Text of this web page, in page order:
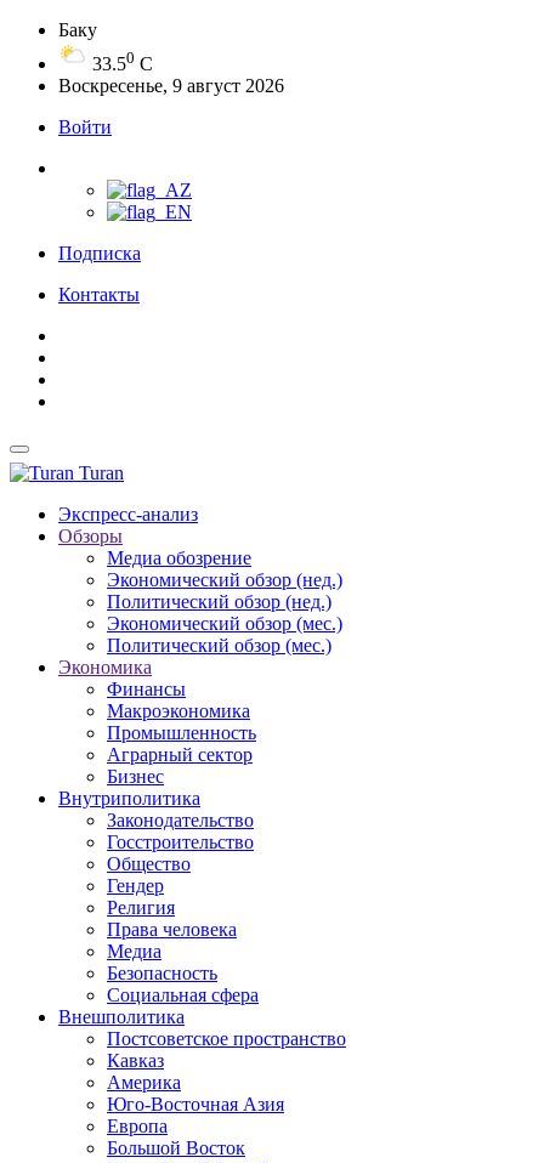
Баку
33.50 C
Воскресенье, 9 август 2026
Войти
Подписка
Контакты
Turan
Экспресс-анализ
Обзоры
Медиа обозрение
Экономический обзор (нед.)
Политический обзор (нед.)
Экономический обзор (мес.)
Политический обзор (мес.)
Экономика
Финансы
Макроэкономика
Промышленность
Аграрный сектор
Бизнес
Внутриполитика
Законодательство
Госстроительство
Общество
Гендер
Религия
Права человека
Медиа
Безопасность
Социальная сфера
Внешполитика
Постсоветское пространство
Кавказ
Америка
Юго-Восточная Азия
Европа
Большой Восток